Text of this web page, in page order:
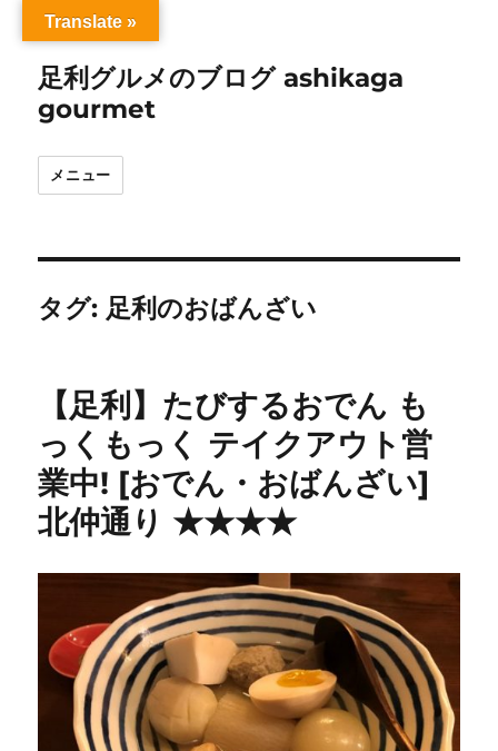
足利グルメのブログ ashikaga
gourmet
メニュー
タグ: 足利のおばんざい
【足利】たびするおでん も
っくもっく テイクアウト営
業中! [おでん・おばんざい]
北仲通り ★★★★
Translate »